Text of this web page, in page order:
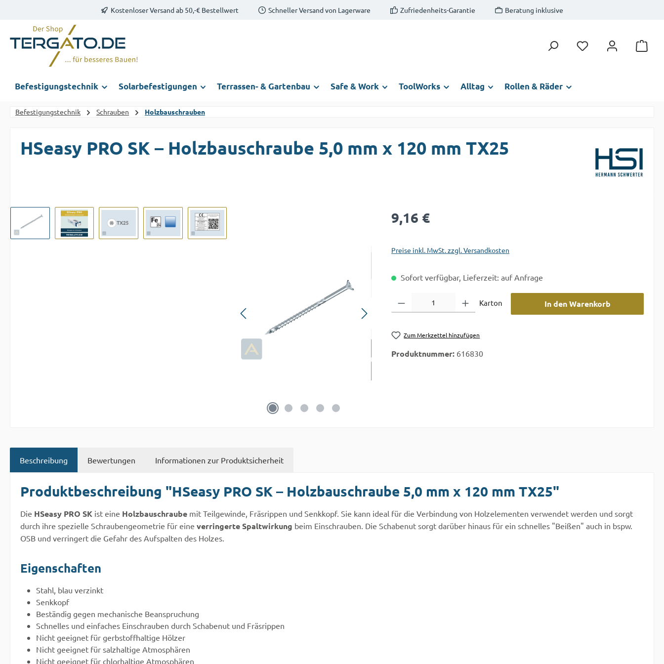
Zur Hauptnavigation springenKostenloser Versand ab 50,-€ Bestellwert Schneller Versand von Lagerware Zufriedenheits-Garantie Beratung inklusive
Du hast 0 Produkte auf
Befestigungstechnik Solarbefestigungen Terrassen- & Gartenbau Safe & Work ToolWorks Alltag Rollen & Räder
Befestigungstechnik Schrauben Holzbauschrauben
HSeasy PRO SK – Holzbauschraube 5,0 mm x 120 mm TX25
Bildergalerie überspringen Regulärer Preis:
9,16 €
Preise inkl. MwSt. zzgl. Versandkosten
Sofort verfügbar, Lieferzeit: auf Anfrage
Karton In den Warenkorb
Zum Merkzettel hinzufügen
Produktnummer: 616830
Beschreibung Bewertungen Informationen zur Produktsicherheit
Produktbeschreibung "HSeasy PRO SK – Holzbauschraube 5,0 mm x 120 mm TX25"
Die HSeasy PRO SK ist eine Holzbauschraube mit Teilgewinde, Fräsrippen und Senkkopf. Sie kann ideal für die Verbindung von Holzelementen verwendet werden und sorgt
durch ihre spezielle Schraubengeometrie für eine verringerte Spaltwirkung beim Einschrauben. Die Schabenut sorgt darüber hinaus für ein schnelles "Beißen" auch in bspw.
OSB und verringert die Gefahr des Aufspalten des Holzes.
Eigenschaften
Stahl, blau verzinkt
Senkkopf
Beständig gegen mechanische Beanspruchung
Schnelles und einfaches Einschrauben durch Schabenut und Fräsrippen
Nicht geeignet für gerbstoffhaltige Hölzer
Nicht geeignet für salzhaltige Atmosphären
Nicht geeignet für chlorhaltige Atmosphären